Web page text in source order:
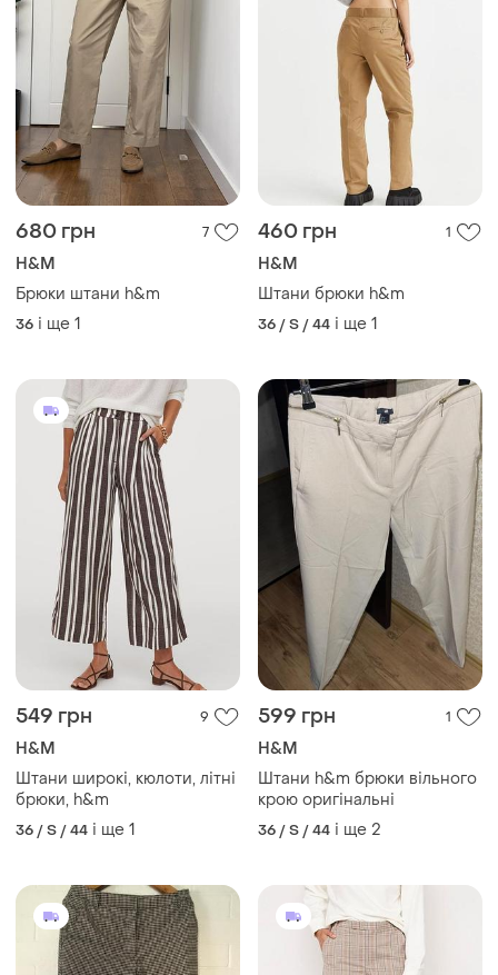
680 грн 7
H&M
Брюки штани h&m
36 і ще 1
460 грн 1
H&M
Штани брюки h&m
36 / S / 44 і ще 1
549 грн 9
H&M
Штани широкі, кюлоти, літні
брюки, h&m
36 / S / 44 і ще 1
599 грн 1
H&M
Штани h&m брюки вільного
крою оригінальні
36 / S / 44 і ще 2